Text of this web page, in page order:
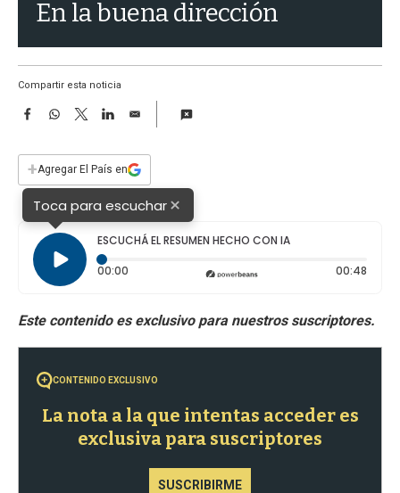
En la buena dirección
Compartir esta noticia
F
e
b
o
o
W
s
p
p
T
w
t
r
L
I
n
E
i
l
+Agregar El País en
Toca para escuchar×
ESCUCHÁ EL RESUMEN HECHO CON IA
00:00 Tiempo transcurrido: 0 segundos 00:48
CONTENIDO EXCLUSIVO
La nota a la que intentas acceder es
exclusiva para suscriptores
SUSCRIBIRME